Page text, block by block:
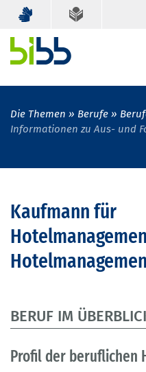
Die Themen Berufe
Informationen zu Aus- und
Kaufmann für
BERUF IM
Profil der beruflichen